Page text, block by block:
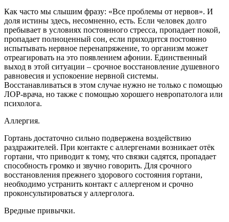
Как часто мы слышим фразу: «Все проблемы от нервов». И
доля истины здесь, несомненно, есть. Если человек долго
пребывает в условиях постоянного стресса, пропадает покой,
пропадает полноценный сон, если приходится постоянно
испытывать нервное перенапряжение, то организм может
отреагировать на это появлением афонии. Единственный
выход в этой ситуации – срочное восстановление душевного
равновесия и успокоение нервной системы.
Восстанавливаться в этом случае нужно не только с помощью
ЛОР-врача, но также с помощью хорошего невропатолога или
психолога.
Аллергия.
Гортань достаточно сильно подвержена воздействию
раздражителей. При контакте с аллергенами возникает отёк
гортани, что приводит к тому, что связки садятся, пропадает
способность громко и звучно говорить. Для срочного
восстановления прежнего здорового состояния гортани,
необходимо устранить контакт с аллергеном и срочно
проконсультироваться у аллерголога.
Вредные привычки.